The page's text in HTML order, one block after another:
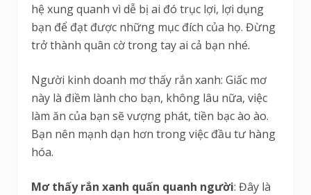
hệ xung quanh vì dễ bị ai đó trục lợi, lợi dụng
bạn để đạt được những mục đích của họ. Đừng
trở thành quân cờ trong tay ai cả bạn nhé.
Người kinh doanh mơ thấy rắn xanh: Giấc mơ
này là điềm lành cho bạn, không lâu nữa, việc
làm ăn của bạn sẽ vượng phát, tiền bạc ào ào.
Bạn nên mạnh dạn hơn trong việc đầu tư hàng
hóa.
Mơ thấy rắn xanh quấn quanh người: Đây là